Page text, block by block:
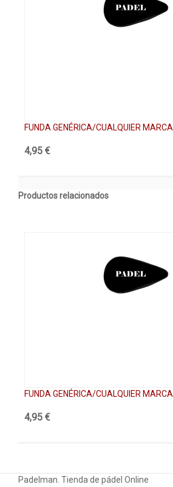
FUNDA GENÉRICA/CUALQUIER MARCA
4,95 €
Productos relacionados
FUNDA GENÉRICA/CUALQUIER MARCA
4,95 €
Padelman. Tienda de pádel Online